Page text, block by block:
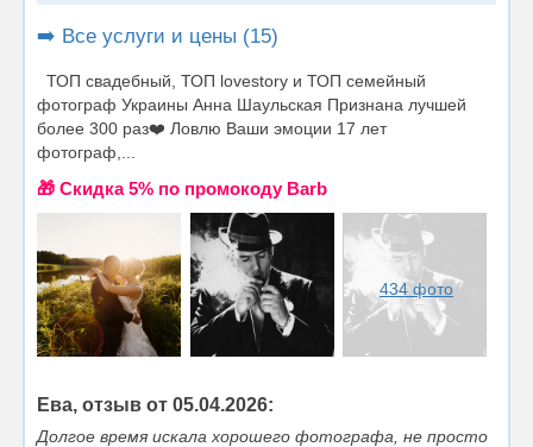
➡️ Все услуги и цены (15)
ТОП свадебный, ТОП lovestory и ТОП семейный
фотограф Украины Анна Шаульская Признана лучшей
более 300 раз❤️ Ловлю Ваши эмоции 17 лет
фотограф,...
🎁 Cкидка 5% по промокоду Barb
434 фото
Ева, отзыв от 05.04.2026:
Долгое время искала хорошего фотографа, не просто